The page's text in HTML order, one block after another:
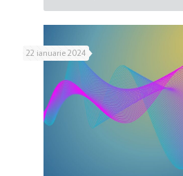
22 ianuarie 2024